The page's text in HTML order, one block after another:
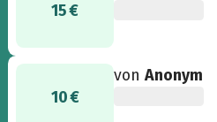
15 €
10 €
vonAnonym